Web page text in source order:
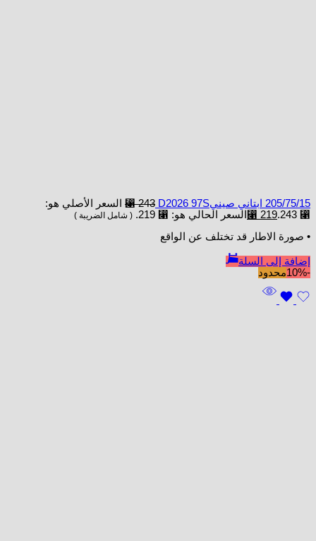
205/75/15 ابتاني صينيD2026 97S ⃁243
السعر الأصلي هو:
⃁ 243.
⃁ 219 السعر الحالي هو: ⃁ 219. ( شامل الضريبة )
• صورة الاطار قد تختلف عن الواقع
إضافة إلى السلة
-10%
محدود